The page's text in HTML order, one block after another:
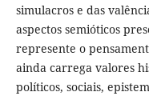
simulacros e das
aspectos semióticos
represente o
ainda carrega valores
políticos, sociais,